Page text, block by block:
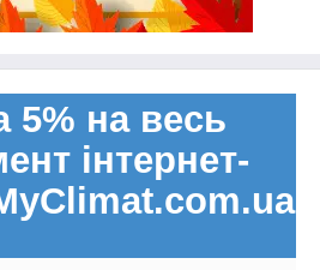
5% на весь
інтернет-